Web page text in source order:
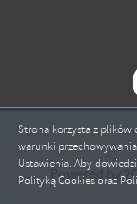
Powered by
Strona korzysta z plików
warunki
Ustawienia. Aby
Polityką Cookies oraz